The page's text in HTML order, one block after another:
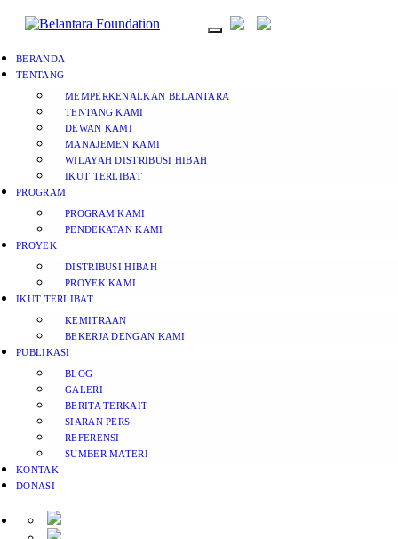
BERANDA
TENTANG
MEMPERKENALKAN BELANTARA
TENTANG KAMI
DEWAN KAMI
MANAJEMEN KAMI
WILAYAH DISTRIBUSI HIBAH
IKUT TERLIBAT
PROGRAM
PROGRAM KAMI
PENDEKATAN KAMI
PROYEK
DISTRIBUSI HIBAH
PROYEK KAMI
IKUT TERLIBAT
KEMITRAAN
BEKERJA DENGAN KAMI
PUBLIKASI
BLOG
GALERI
BERITA TERKAIT
SIARAN PERS
REFERENSI
SUMBER MATERI
KONTAK
DONASI